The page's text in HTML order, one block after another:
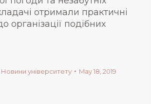
отримали практичні
організації подібних
Новини університету May 18, 2019